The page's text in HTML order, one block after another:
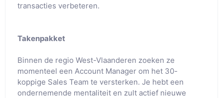
transacties verbeteren.
Takenpakket
Binnen de regio West-Vlaanderen zoeken ze
momenteel een Account Manager om het 30-
koppige Sales Team te versterken. Je hebt een
ondernemende mentaliteit en zult actief nieuwe